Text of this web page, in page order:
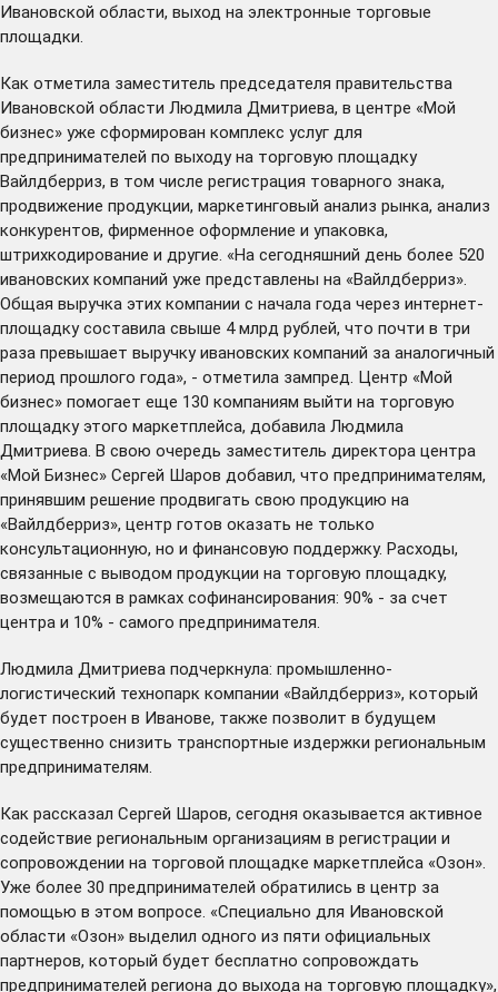
Ивановской области, выход на электронные торговые
площадки.
Как отметила заместитель председателя правительства
Ивановской области Людмила Дмитриева, в центре «Мой
бизнес» уже сформирован комплекс услуг для
предпринимателей по выходу на торговую площадку
Вайлдберриз, в том числе регистрация товарного знака,
продвижение продукции, маркетинговый анализ рынка, анализ
конкурентов, фирменное оформление и упаковка,
штрихкодирование и другие. «На сегодняшний день более 520
ивановских компаний уже представлены на «Вайлдберриз».
Общая выручка этих компании с начала года через интернет-
площадку составила свыше 4 млрд рублей, что почти в три
раза превышает выручку ивановских компаний за аналогичный
период прошлого года», - отметила зампред. Центр «Мой
бизнес» помогает еще 130 компаниям выйти на торговую
площадку этого маркетплейса, добавила Людмила
Дмитриева. В свою очередь заместитель директора центра
«Мой Бизнес» Сергей Шаров добавил, что предпринимателям,
принявшим решение продвигать свою продукцию на
«Вайлдберриз», центр готов оказать не только
консультационную, но и финансовую поддержку. Расходы,
связанные с выводом продукции на торговую площадку,
возмещаются в рамках софинансирования: 90% - за счет
центра и 10% - самого предпринимателя.
Людмила Дмитриева подчеркнула: промышленно-
логистический технопарк компании «Вайлдберриз», который
будет построен в Иванове, также позволит в будущем
существенно снизить транспортные издержки региональным
предпринимателям.
Как рассказал Сергей Шаров, сегодня оказывается активное
содействие региональным организациям в регистрации и
сопровождении на торговой площадке маркетплейса «Озон».
Уже более 30 предпринимателей обратились в центр за
помощью в этом вопросе. «Специально для Ивановской
области «Озон» выделил одного из пяти официальных
партнеров, который будет бесплатно сопровождать
предпринимателей региона до выхода на торговую площадку»,